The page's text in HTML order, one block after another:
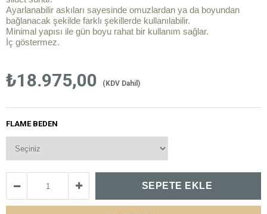
Ayarlanabilir askıları sayesinde omuzlardan ya da boyundan
bağlanacak şekilde farklı şekillerde kullanılabilir.
Minimal yapısı ile gün boyu rahat bir kullanım sağlar.
İç göstermez.
₺18.975,00 (KDV Dahil)
FLAME BEDEN